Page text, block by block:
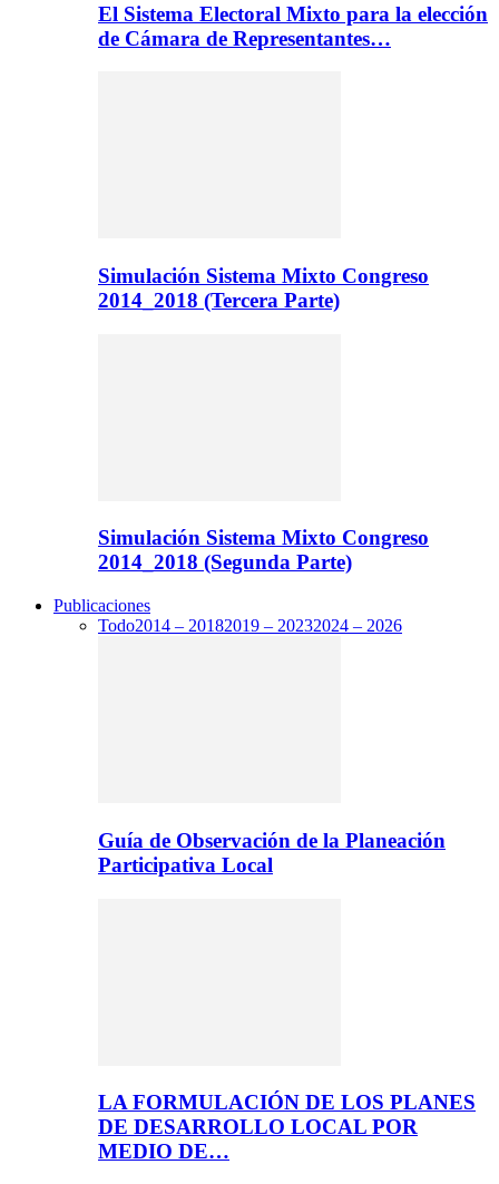
El Sistema Electoral Mixto para la elección
de Cámara de Representantes…
Simulación Sistema Mixto Congreso
2014_2018 (Tercera Parte)
Simulación Sistema Mixto Congreso
2014_2018 (Segunda Parte)
Publicaciones
Todo2014 – 20182019 – 20232024 – 2026
Guía de Observación de la Planeación
Participativa Local
LA FORMULACIÓN DE LOS PLANES
DE DESARROLLO LOCAL POR
MEDIO DE…